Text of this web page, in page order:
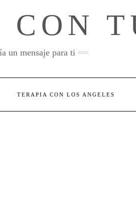
CON
un mensaje para ti
TERAPIA CON LOS ANGELES